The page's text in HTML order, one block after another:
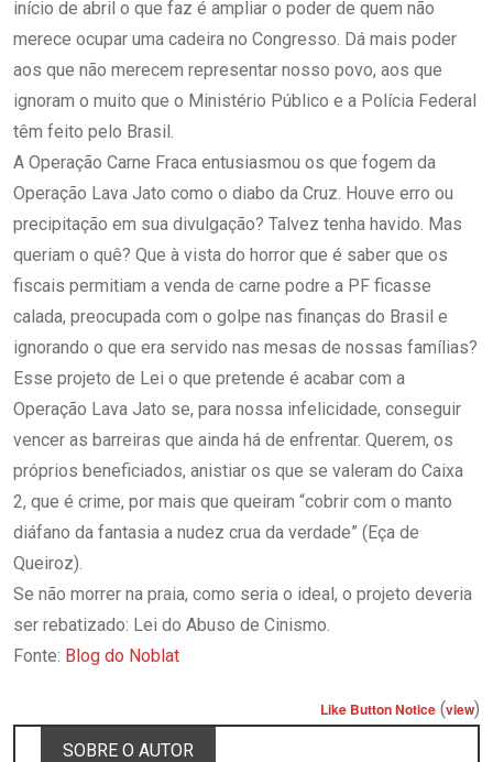
início de abril o que faz é ampliar o poder de quem não
merece ocupar uma cadeira no Congresso. Dá mais poder
aos que não merecem representar nosso povo, aos que
ignoram o muito que o Ministério Público e a Polícia Federal
têm feito pelo Brasil.
A Operação Carne Fraca entusiasmou os que fogem da
Operação Lava Jato como o diabo da Cruz. Houve erro ou
precipitação em sua divulgação? Talvez tenha havido. Mas
queriam o quê? Que à vista do horror que é saber que os
fiscais permitiam a venda de carne podre a PF ficasse
calada, preocupada com o golpe nas finanças do Brasil e
ignorando o que era servido nas mesas de nossas famílias?
Esse projeto de Lei o que pretende é acabar com a
Operação Lava Jato se, para nossa infelicidade, conseguir
vencer as barreiras que ainda há de enfrentar. Querem, os
próprios beneficiados, anistiar os que se valeram do Caixa
2, que é crime, por mais que queiram “cobrir com o manto
diáfano da fantasia a nudez crua da verdade” (Eça de
Queiroz).
Se não morrer na praia, como seria o ideal, o projeto deveria
ser rebatizado: Lei do Abuso de Cinismo.
Fonte: Blog do Noblat
Like Button Notice (view)
SOBRE O AUTOR